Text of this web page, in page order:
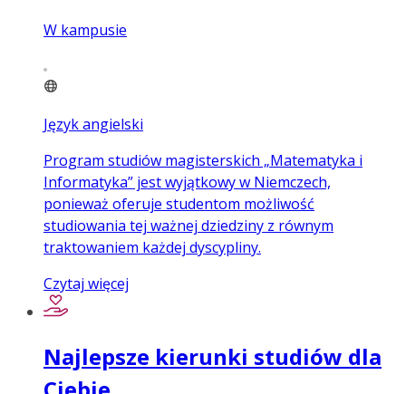
W kampusie
Język angielski
Program studiów magisterskich „Matematyka i
Informatyka” jest wyjątkowy w Niemczech,
ponieważ oferuje studentom możliwość
studiowania tej ważnej dziedziny z równym
traktowaniem każdej dyscypliny.
Czytaj więcej
Najlepsze kierunki studiów dla